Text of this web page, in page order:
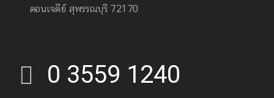
ดอนเจดีย์ สุพรรณบุรี 72170
0 3559 1240